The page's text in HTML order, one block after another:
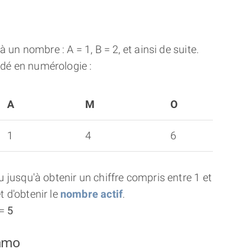
nombre : A = 1, B = 2, et ainsi de suite.
en numérologie :
A M O
1 4 6
jusqu'à obtenir un chiffre compris entre 1 et
d'obtenir le nombre actif.
5